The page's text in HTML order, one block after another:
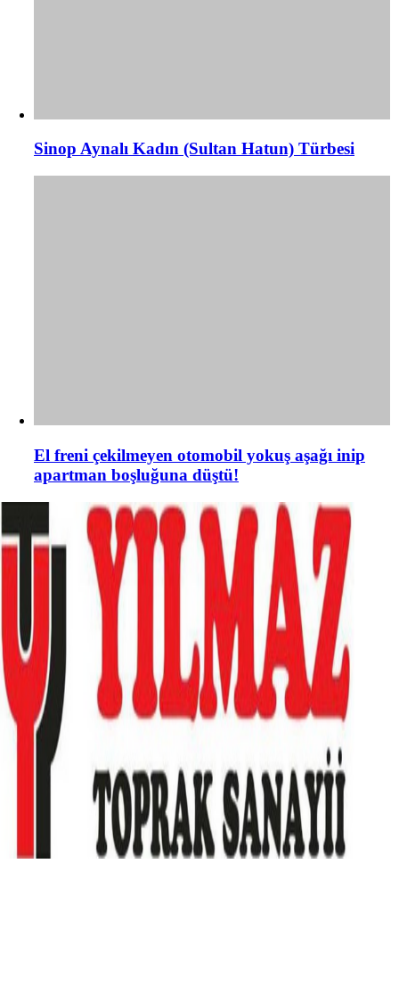
Sinop Aynalı Kadın (Sultan Hatun) Türbesi
El freni çekilmeyen otomobil yokuş aşağı inip
apartman boşluğuna düştü!